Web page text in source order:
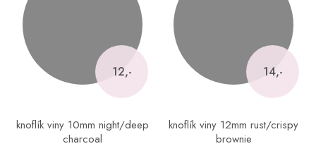
12,-
knoflík viny 10mm night/deep
charcoal
14,-
knoflík viny 12mm rust/crispy
brownie